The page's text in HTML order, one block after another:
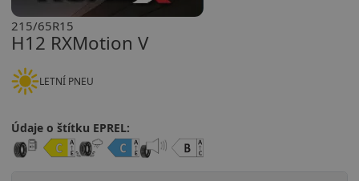
H12 RXMotion V
215/65R15
LETNÍ PNEU
Údaje o štítku EPREL: